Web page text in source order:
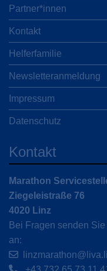
Partner*innen
Kontakt
Helferfamilie
Newsletteranmeldung
Impressum
Datenschutz
Kontakt
Marathon
Ziegeleistraße 76
4020 Linz
Bei Fragen senden
an: